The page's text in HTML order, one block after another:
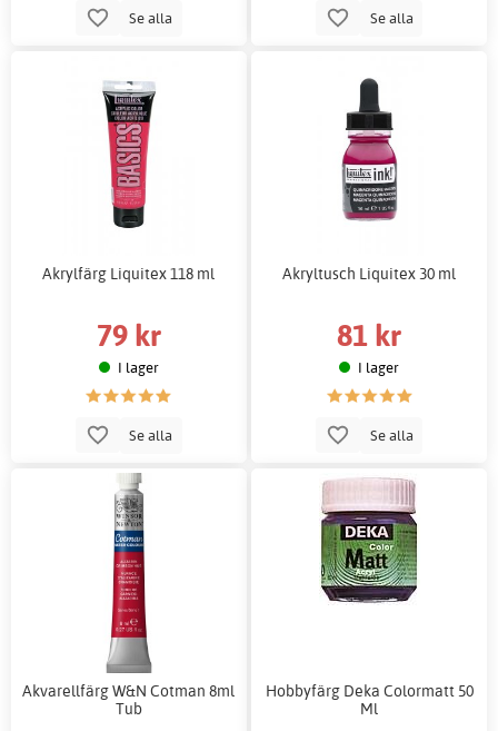
Se alla Se alla
Akrylfärg Liquitex 118 ml
79 kr
I lager
Se alla
Akryltusch Liquitex 30 ml
81 kr
I lager
Se alla
Akvarellfärg W&N Cotman 8ml
Tub
Hobbyfärg Deka Colormatt 50
Ml